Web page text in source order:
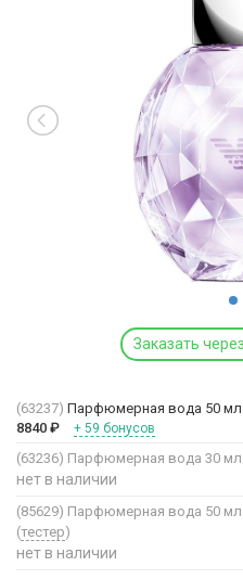
Заказать
(63237) Парфюмерная вода 50 мл
8840 ₽ + 59 бонусов
(63236) Парфюмерная вода 30 мл
нет в наличии
(85629) Парфюмерная вода 50 мл
(тестер)
нет в наличии